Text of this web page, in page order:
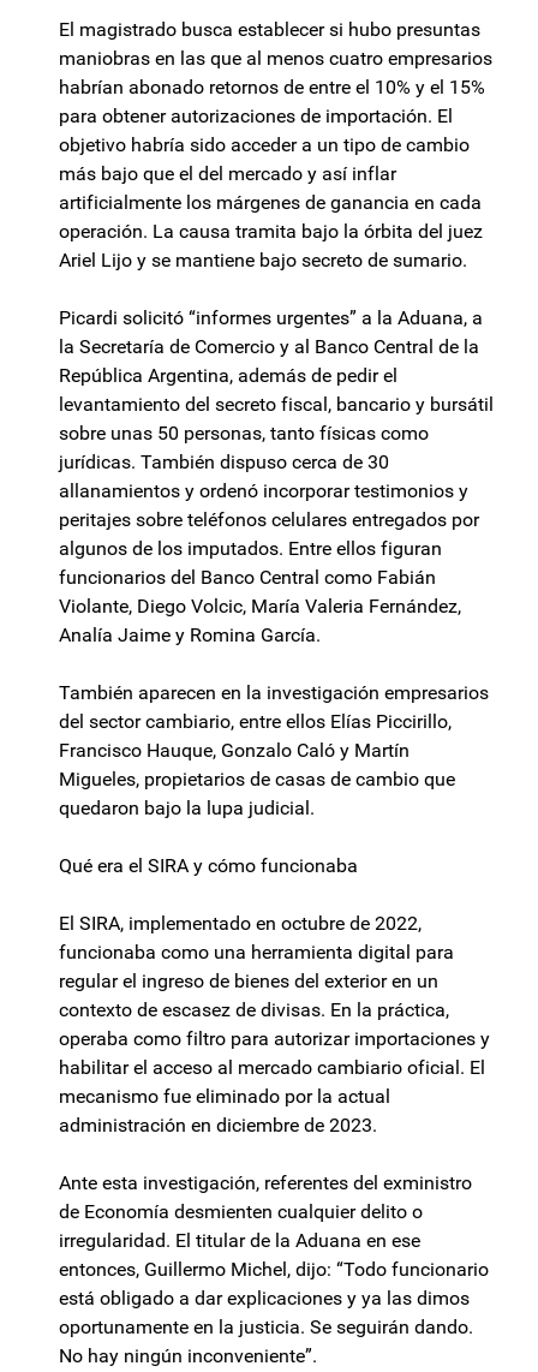
El magistrado busca establecer si hubo presuntas
maniobras en las que al menos cuatro empresarios
habrían abonado retornos de entre el 10% y el 15%
para obtener autorizaciones de importación. El
objetivo habría sido acceder a un tipo de cambio
más bajo que el del mercado y así inflar
artificialmente los márgenes de ganancia en cada
operación. La causa tramita bajo la órbita del juez
Ariel Lijo y se mantiene bajo secreto de sumario.
Picardi solicitó “informes urgentes” a la Aduana, a
la Secretaría de Comercio y al Banco Central de la
República Argentina, además de pedir el
levantamiento del secreto fiscal, bancario y bursátil
sobre unas 50 personas, tanto físicas como
jurídicas. También dispuso cerca de 30
allanamientos y ordenó incorporar testimonios y
peritajes sobre teléfonos celulares entregados por
algunos de los imputados. Entre ellos figuran
funcionarios del Banco Central como Fabián
Violante, Diego Volcic, María Valeria Fernández,
Analía Jaime y Romina García.
También aparecen en la investigación empresarios
del sector cambiario, entre ellos Elías Piccirillo,
Francisco Hauque, Gonzalo Caló y Martín
Migueles, propietarios de casas de cambio que
quedaron bajo la lupa judicial.
Qué era el SIRA y cómo funcionaba
El SIRA, implementado en octubre de 2022,
funcionaba como una herramienta digital para
regular el ingreso de bienes del exterior en un
contexto de escasez de divisas. En la práctica,
operaba como filtro para autorizar importaciones y
habilitar el acceso al mercado cambiario oficial. El
mecanismo fue eliminado por la actual
administración en diciembre de 2023.
Ante esta investigación, referentes del exministro
de Economía desmienten cualquier delito o
irregularidad. El titular de la Aduana en ese
entonces, Guillermo Michel, dijo: “Todo funcionario
está obligado a dar explicaciones y ya las dimos
oportunamente en la justicia. Se seguirán dando.
No hay ningún inconveniente”.